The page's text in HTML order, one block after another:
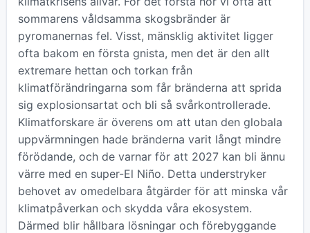
sommarens våldsamma skogsbränder är
pyromanernas fel. Visst, mänsklig aktivitet ligger
ofta bakom en första gnista, men det är den allt
extremare hettan och torkan från
klimatförändringarna som får bränderna att sprida
sig explosionsartat och bli så svårkontrollerade.
Klimatforskare är överens om att utan den globala
uppvärmningen hade bränderna varit långt mindre
förödande, och de varnar för att 2027 kan bli ännu
värre med en super-El Niño. Detta understryker
behovet av omedelbara åtgärder för att minska vår
klimatpåverkan och skydda våra ekosystem.
Därmed blir hållbara lösningar och förebyggande